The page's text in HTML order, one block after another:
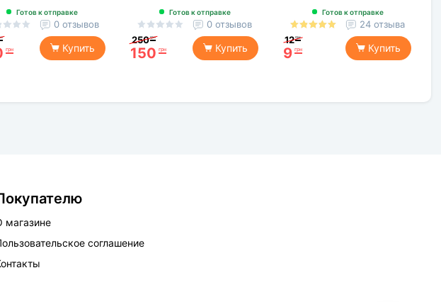
Готов к отправке
0 отзывов
грн Купить
Готов к отправке
0 отзывов
250 грн
150 грн Купить
Готов к отправке
24 отзыва
12 грн
9 грн Купить
магазине
соглашение